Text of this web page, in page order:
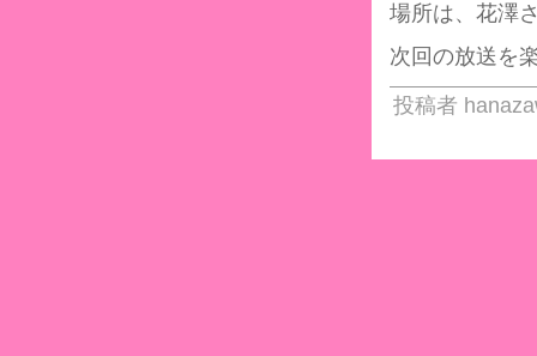
場所は、花澤
次回の放送を
投稿者